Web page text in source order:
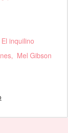
El inquilino
Mel Gibson